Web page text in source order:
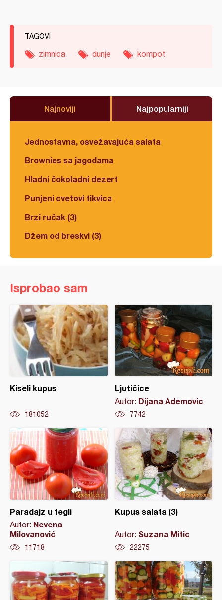
TAGOVI
zimnica dunje kompot
Najnoviji Najpopularniji
Jednostavna, osvežavajuća salata
Brownies sa jagodama
Hladni čokoladni dezert
Punjeni cvetovi tikvica
Brzi ručak (3)
Džem od breskvi (3)
Isprobao sam
Kiseli kupus
181052
Ljutičice
Autor: Dijana Ademovic
7742
Paradajz u tegli
Autor: Nevena
Milovanović
11718
Kupus salata (3)
Autor: Suzana Mitic
22275